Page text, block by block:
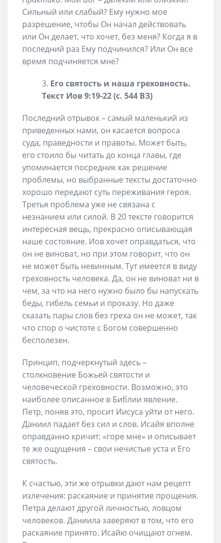
Сильный или слабый? Ему нужно мое
разрешение, чтобы Он начал действовать
или Он делает, что хочет, без меня? Когда я в
последний раз Ему подчинился? Или Он все
время подчиняется мне?
Его святость и наша греховность.
Текст Иов 9:19-22 (с. 544 ВЗ)
Последний отрывок – самый маленький из
приведенных нами, он касается вопроса
суда, праведности и правоты. Может быть,
его стоило бы читать до конца главы, где
упоминается посредник как решение
проблемы, но выбранные тексты достаточно
хорошо передают суть переживания героя.
Третья проблема уже не связана с
незнанием или силой. В 20 тексте говорится
интересная вещь, прекрасно описывающая
наше состояние. Иов хочет оправдаться, что
он не виноват, но при этом говорит, что он
не может быть невинным. Тут имеется в виду
греховность человека. Да, он не виноват ни в
чем, за что на него нужно было бы напускать
беды, гибель семьи и проказу. Но даже
сказать пары слов без греха он не может, так
что спор о чистоте с Богом совершенно
бесполезен.
Принцип, подчеркнутый здесь –
столкновение Божьей святости и
человеческой греховности. Возможно, это
наиболее описанное в Библии явление.
Петр, поняв это, просит Иисуса уйти от него.
Даниил падает без сил и слов. Исайя вполне
оправданно кричит: «горе мне» и описывает
те же ощущения – свои нечистые уста и Его
святость.
К счастью, эти же отрывки дают нам рецепт
излечения: раскаяние и принятие прощения.
Петра делают другой личностью, ловцом
человеков. Даниила заверяют в том, что его
раскаяние принято. Исайю очищают огнем.